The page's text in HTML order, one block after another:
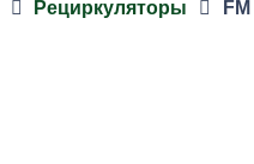
Рециркуляторы